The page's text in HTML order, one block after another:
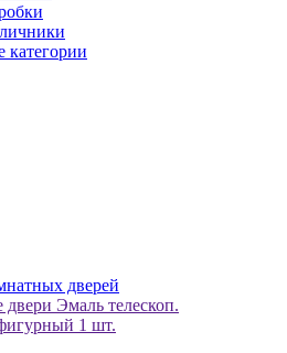
категории
дверей
Эмаль телескоп.
1 шт.